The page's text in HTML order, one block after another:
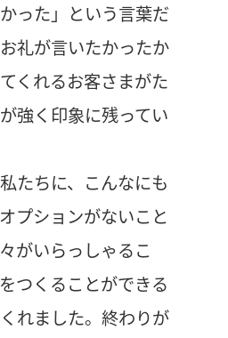
った」という言葉だ
礼が言いたかったか
くれるお客さまがた
強く印象に残ってい
たちに、こんなにも
プションがないこと
がいらっしゃるこ
つくることができる
れました。終わりが